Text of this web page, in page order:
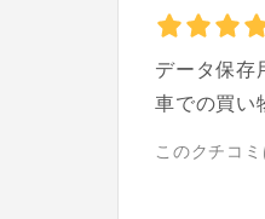
データ保存
車での買い
このクチコ